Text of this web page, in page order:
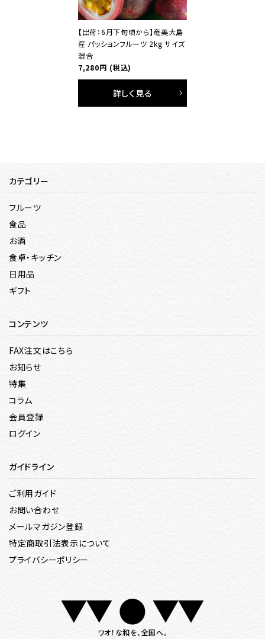
【出荷：6月下旬頃から】奄美大島
産 パッションフルーツ 2kg サイズ
混合
7,280円 (税込)
詳しく見る
カテゴリー
フルーツ
食品
お酒
食卓・キッチン
日用品
ギフト
コンテンツ
FAX注文はこちら
お知らせ
特集
コラム
会員登録
ログイン
ガイドライン
ご利用ガイド
お問い合わせ
メールマガジン登録
特定商取引法表示について
プライバシーポリシー
ワオ！な和を、全国へ。